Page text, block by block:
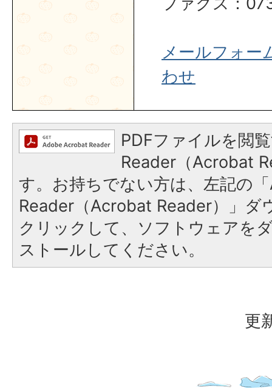
メールフォー
わせ
PDFファイルを閲
Reader（Acrobat
す。お持ちでない方は、左記の
Reader（Acrobat Reader）」ダ
クリックして、ソフトウェアを
ストールしてください。
更